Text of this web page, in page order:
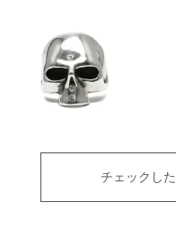
チェックし